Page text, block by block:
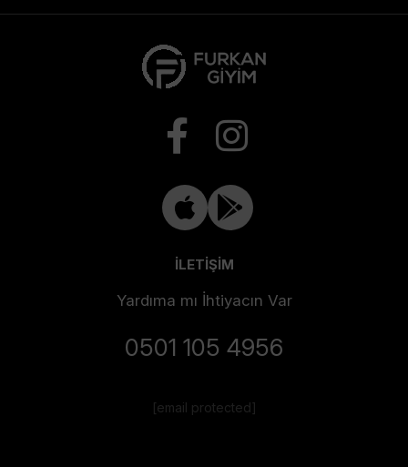
İLETİŞİM
Yardıma mı İhtiyacın Var
0501 105 4956
[email protected]